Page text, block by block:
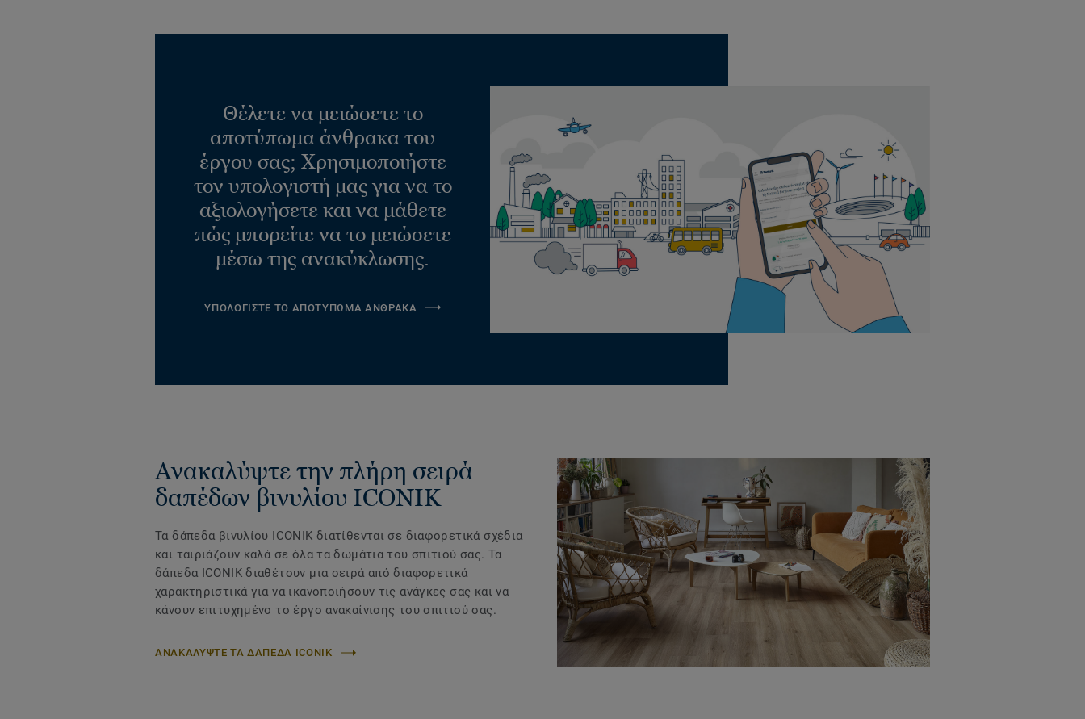
Θέλετε να μειώσετε το
αποτύπωμα άνθρακα του
έργου σας; Χρησιμοποιήστε
τον υπολογιστή μας για να το
αξιολογήσετε και να μάθετε
πώς μπορείτε να το μειώσετε
μέσω της ανακύκλωσης.
ΥΠΟΛΟΓΙΣΤΕ ΤΟ ΑΠΟΤΥΠΩΜΑ ΑΝΘΡΑΚΑ
Ανακαλύψτε την πλήρη σειρά
δαπέδων βινυλίου ICONIK
Τα δάπεδα βινυλίου ICONIK διατίθενται σε διαφορετικά σχέδια
και ταιριάζουν καλά σε όλα τα δωμάτια του σπιτιού σας. Τα
δάπεδα ICONIK διαθέτουν μια σειρά από διαφορετικά
χαρακτηριστικά για να ικανοποιήσουν τις ανάγκες σας και να
κάνουν επιτυχημένο το έργο ανακαίνισης του σπιτιού σας.
ΑΝΑΚΑΛΥΨΤΕ ΤΑ ΔΑΠΕΔΑ ICONIK